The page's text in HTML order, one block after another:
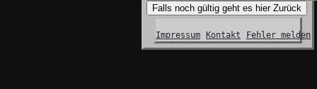
Falls noch gültig geht es hier Zurück
Impressum Kontakt Fehler melden